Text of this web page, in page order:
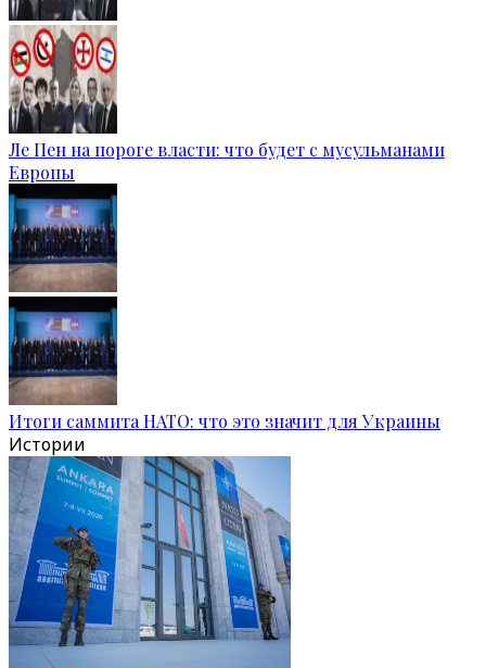
Ле Пен на пороге власти: что будет с мусульманами
Европы
Итоги саммита НАТО: что это значит для Украины
Истории